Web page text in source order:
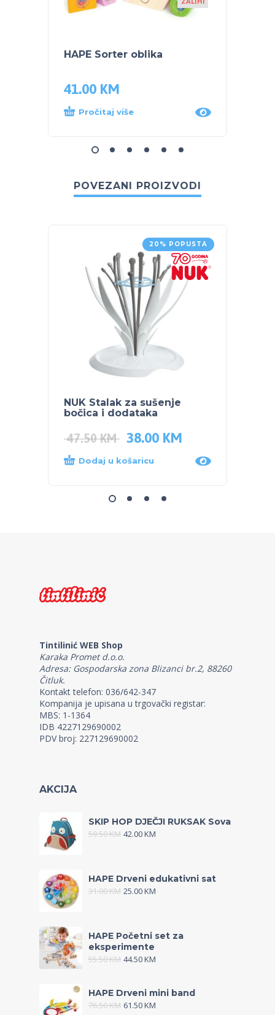
HAPE Sorter oblika
41.00 KM
Pročitaj više
POVEZANI PROIZVODI
20% POPUSTA
NUK Stalak za sušenje
bočica i dodataka
47.50KM 38.00 KM
Dodaj u košaricu
Tintilinić WEB Shop
Karaka Promet d.o.o.
Adresa: Gospodarska zona Blizanci br.2, 88260
Čitluk.
Kontakt telefon: 036/642-347
Kompanija je upisana u trgovački registar:
MBS: 1-1364
IDB 4227129690002
PDV broj: 227129690002
AKCIJA
SKIP HOP DJEČJI RUKSAK Sova
59.50KM 42.00KM
HAPE Drveni edukativni sat
31.00KM 25.00KM
HAPE Početni set za
eksperimente
55.50KM 44.50KM
HAPE Drveni mini band
76.50KM 61.50KM